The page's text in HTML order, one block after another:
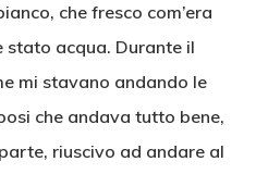
che fresco com’era
stato acqua. Durante il
mi stavano andando le
che andava tutto bene,
riuscivo ad andare al